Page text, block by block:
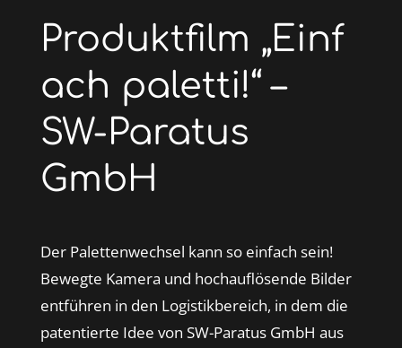
Produktfilm „Einf
ach paletti!“ –
SW-Paratus
GmbH
Der Palettenwechsel kann so einfach sein!
Bewegte Kamera und hochauflösende Bilder
entführen in den Logistikbereich, in dem die
patentierte Idee von SW-Paratus GmbH aus